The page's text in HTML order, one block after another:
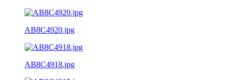
AB8C4920.jpg
AB8C4918.jpg